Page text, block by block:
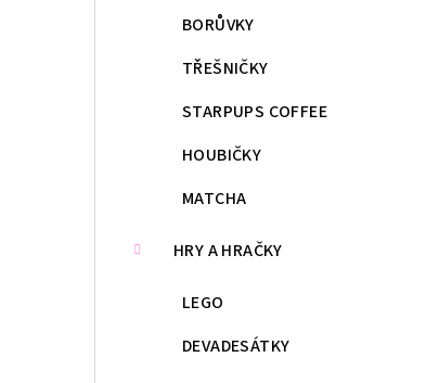
BORŮVKY
TŘEŠNIČKY
STARPUPS COFFEE
HOUBIČKY
MATCHA
HRY A HRAČKY
LEGO
DEVADESÁTKY